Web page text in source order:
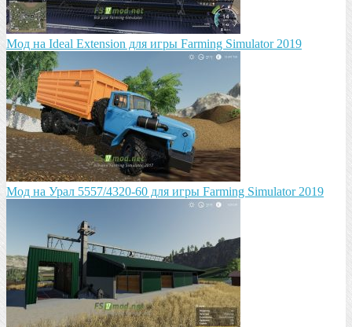
Mод на Ideal Extension для игры Farming Simulator 2019
Мод на Урал 5557/4320-60 для игры Farming Simulator 2019